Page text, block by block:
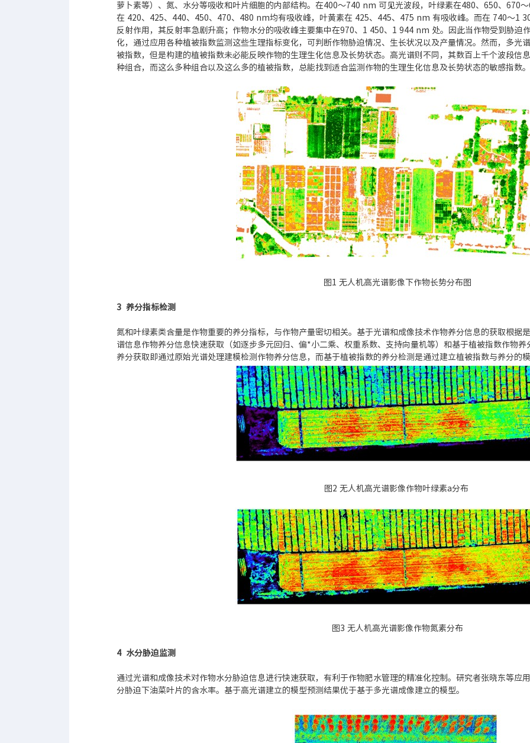
萝卜素等）、氮、水分等吸收和叶片细胞的内部结构。在400～740 nm 可见光波段，叶绿素在480、650、670
在 420、425、440、450、470、480 nm均有吸收峰，叶黄素在 425、445、475 nm 有吸收峰。而在 740～1
反射作用，其反射率急剧升高；作物水分的吸收峰主要集中在970、1 450、1 944 nm 处。因此当作物受到胁迫
化，通过应用各种植被指数监测这些生理指标变化，可判断作物胁迫情况、生长状况以及产量情况。然而，多光
被指数，但是构建的植被指数未必能反映作物的生理生化信息及长势状态。高光谱则不同，其数百上千个波段信
种组合，而这么多种组合以及这么多的植被指数，总能找到适合监测作物的生理生化信息及长势状态的敏感指数
图1 无人机高光谱影像下作物长势分布图
3 养分指标检测
氮和叶绿素类含量是作物重要的养分指标，与作物产量密切相关。基于光谱和成像技术作物养分信息的获取根据
谱信息作物养分信息快速获取（如逐步多元回归、偏*小二乘、权重系数、支持向量机等）和基于植被指数作物
养分获取即通过原始光谱处理建模检测作物养分信息，而基于植被指数的养分检测是通过建立植被指数与养分的
图2 无人机高光谱影像作物叶绿素a分布
图3 无人机高光谱影像作物氮素分布
4 水分胁迫监测
通过光谱和成像技术对作物水分胁迫信息进行快速获取，有利于作物肥水管理的精准化控制。研究者张晓东等应
分胁迫下油菜叶片的含水率。基于高光谱建立的模型预测结果优于基于多光谱成像建立的模型。